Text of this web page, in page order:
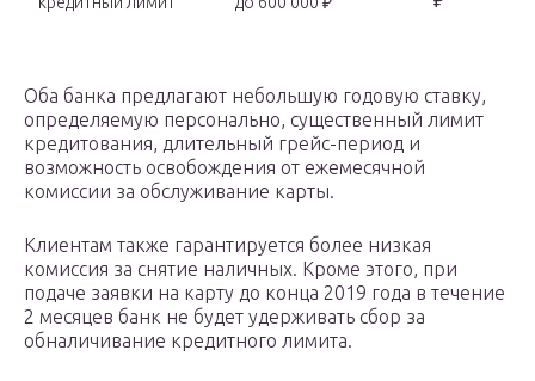
Оба банка предлагают небольшую годовую ставку,
определяемую персонально, существенный лимит
кредитования, длительный грейс-период и
возможность освобождения от ежемесячной
комиссии за обслуживание карты.
Клиентам также гарантируется более низкая
комиссия за снятие наличных. Кроме этого, при
подаче заявки на карту до конца 2019 года в течение
2 месяцев банк не будет удерживать сбор за
обналичивание кредитного лимита.